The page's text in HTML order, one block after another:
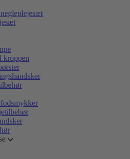
kroppen